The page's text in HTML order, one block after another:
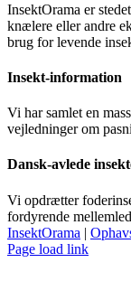
InsektOrama er
knælere eller andre
brug for levende
Insekt-information
Vi har samlet en
vejledninger om
Dansk-avlede
Vi opdrætter
fordyrende
InsektOrama |
Facebook
Page load link